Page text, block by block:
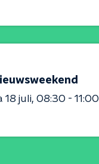
18 juli 08:30 - 11:00